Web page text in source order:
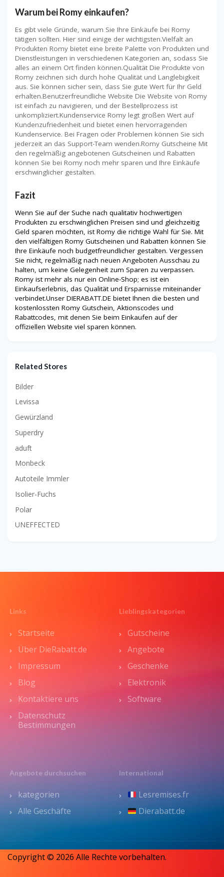
Warum bei Romy einkaufen?
Es gibt viele Gründe, warum Sie Ihre Einkäufe bei Romy
tätigen sollten. Hier sind einige der wichtigsten.Vielfalt an
Produkten Romy bietet eine breite Palette von Produkten und
Dienstleistungen in verschiedenen Kategorien an, sodass Sie
alles an einem Ort finden können.Qualität Die Produkte von
Romy zeichnen sich durch hohe Qualität und Langlebigkeit
aus. Sie können sicher sein, dass Sie gute Wert für Ihr Geld
erhalten.Benutzerfreundliche Website Die Website von Romy
ist einfach zu navigieren, und der Bestellprozess ist
unkompliziert.Kundenservice Romy legt großen Wert auf
Kundenzufriedenheit und bietet einen hervorragenden
Kundenservice. Bei Fragen oder Problemen können Sie sich
jederzeit an das Support-Team wenden.Romy Gutscheine Mit
den regelmäßig angebotenen Gutscheinen und Rabatten
können Sie bei Romy noch mehr sparen und Ihre Einkäufe
erschwinglicher gestalten.
Fazit
Wenn Sie auf der Suche nach qualitativ hochwertigen
Produkten zu erschwinglichen Preisen sind und gleichzeitig
Geld sparen möchten, ist Romy die richtige Wahl für Sie. Mit
den vielfältigen Romy Gutscheinen und Rabatten können Sie
Ihre Einkäufe noch budgetfreundlicher gestalten. Vergessen
Sie nicht, regelmäßig nach neuen Angeboten Ausschau zu
halten, um keine Gelegenheit zum Sparen zu verpassen.
Romy ist mehr als nur ein Online-Shop; es ist ein
Einkaufserlebnis, das Qualität und Ersparnisse miteinander
verbindet.Unser DIERABATT.DE bietet Ihnen die besten und
kostenlossten Romy Gutschein, Aktionscodes und
Rabattcodes, mit denen Sie beim Einkaufen auf der
offiziellen Website viel sparen können.
Related Stores
Bilder
Levissa
Gewürzland
Superdry
aduft
Monbeck
Autoteile Immler
Isolier-Fuchs
Polar
UNEFFECTED
Links
Startseite
Über DieRabatt.de
Impressum
Blog
Kontaktiere uns
Datenschutz
Bestimmungen
Lieblingskategorien
Gutscheine
Angebote
Geschenke
Elektronik
Software
Angebote durchsuchen
kategorien
Alle Geschäfte
International
Lesremises.fr
Dierabatt.de
Copyright © 2026 Alle Rechte vorbehalten.